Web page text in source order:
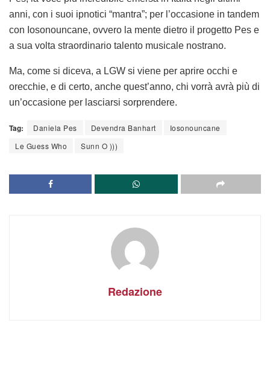
anni, con i suoi ipnotici “mantra”; per l’occasione in tandem
con Iosonouncane, ovvero la mente dietro il progetto Pes e
a sua volta straordinario talento musicale nostrano.
Ma, come si diceva, a LGW si viene per aprire occhi e
orecchie, e di certo, anche quest’anno, chi vorrà avrà più di
un’occasione per lasciarsi sorprendere.
Tag: Daniela Pes Devendra Banhart
Iosonouncane
Le Guess Who
Sunn O )))
Redazione